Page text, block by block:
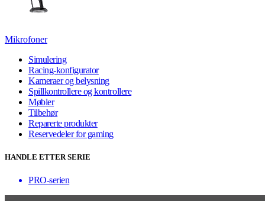
Mikrofoner
Simulering
Racing-konfigurator
Kameraer og belysning
Spillkontrollere og kontrollere
Møbler
Tilbehør
Reparerte produkter
Reservedeler for gaming
HANDLE ETTER SERIE
PRO-serien